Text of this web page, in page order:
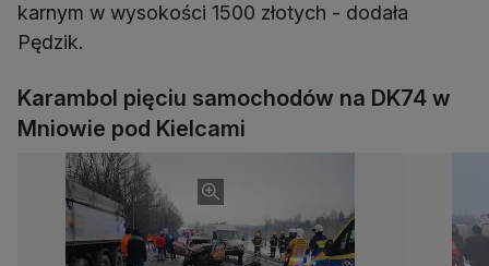
karnym w wysokości 1500 złotych - dodała
Pędzik.
Karambol pięciu samochodów na DK74 w
Mniowie pod Kielcami